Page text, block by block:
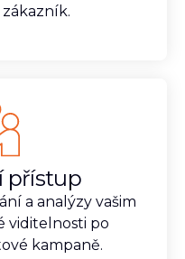
přístup
a analýzy vašim
viditelnosti po
kampaně.